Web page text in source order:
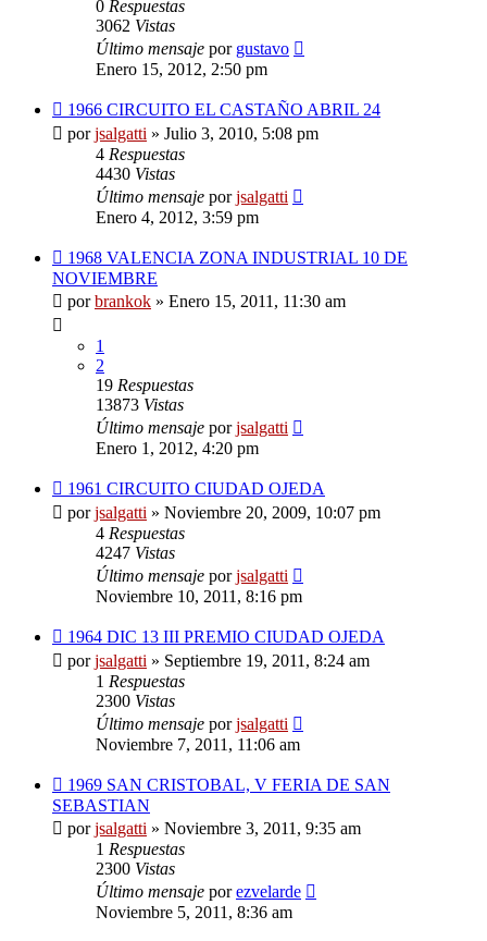
0 Respuestas
3062 Vistas
Último mensaje por gustavo
Enero 15, 2012, 2:50 pm
1966 CIRCUITO EL CASTAÑO ABRIL 24
porjsalgatti » Julio 3, 2010, 5:08 pm
4 Respuestas
4430 Vistas
Último mensaje porjsalgatti
Enero 4, 2012, 3:59 pm
1968 VALENCIA ZONA INDUSTRIAL 10 DE
NOVIEMBRE
porbrankok » Enero 15, 2011, 11:30 am
1
2
19 Respuestas
13873 Vistas
Último mensaje porjsalgatti
Enero 1, 2012, 4:20 pm
1961 CIRCUITO CIUDAD OJEDA
porjsalgatti » Noviembre 20, 2009, 10:07 pm
4 Respuestas
4247 Vistas
Último mensaje porjsalgatti
Noviembre 10, 2011, 8:16 pm
1964 DIC 13 III PREMIO CIUDAD OJEDA
porjsalgatti » Septiembre 19, 2011, 8:24 am
1 Respuestas
2300 Vistas
Último mensaje porjsalgatti
Noviembre 7, 2011, 11:06 am
1969 SAN CRISTOBAL, V FERIA DE SAN
SEBASTIAN
porjsalgatti » Noviembre 3, 2011, 9:35 am
1 Respuestas
2300 Vistas
Último mensaje porezvelarde
Noviembre 5, 2011, 8:36 am